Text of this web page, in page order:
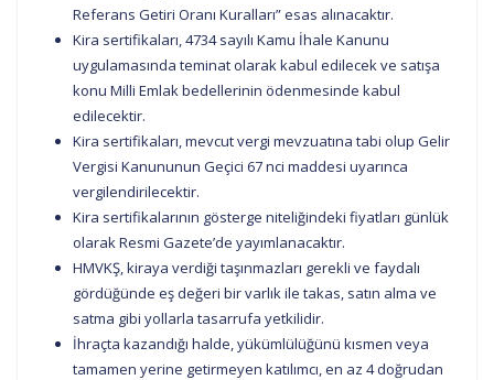
Referans Getiri Oranı Kuralları” esas alınacaktır.
Kira sertifikaları, 4734 sayılı Kamu İhale Kanunu
uygulamasında teminat olarak kabul edilecek ve satışa
konu Milli Emlak bedellerinin ödenmesinde kabul
edilecektir.
Kira sertifikaları, mevcut vergi mevzuatına tabi olup Gelir
Vergisi Kanununun Geçici 67 nci maddesi uyarınca
vergilendirilecektir.
Kira sertifikalarının gösterge niteliğindeki fiyatları günlük
olarak Resmi Gazete’de yayımlanacaktır.
HMVKŞ, kiraya verdiği taşınmazları gerekli ve faydalı
gördüğünde eş değeri bir varlık ile takas, satın alma ve
satma gibi yollarla tasarrufa yetkilidir.
İhraçta kazandığı halde, yükümlülüğünü kısmen veya
tamamen yerine getirmeyen katılımcı, en az 4 doğrudan